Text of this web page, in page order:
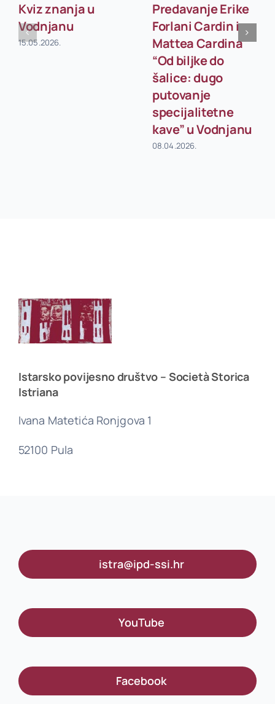
Kviz znanja u
Vodnjanu
15.05.2026.
Predavanje Erike
Forlani Cardin i
Mattea Cardina
“Od biljke do
šalice: dugo
putovanje
specijalitetne
kave” u Vodnjanu
08.04.2026.
Istarsko povijesno društvo – Società Storica
Istriana
Ivana Matetića Ronjgova 1
52100 Pula
istra@ipd-ssi.hr
YouTube
Facebook